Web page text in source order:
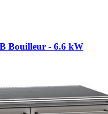
Bouilleur - 6.6 kW